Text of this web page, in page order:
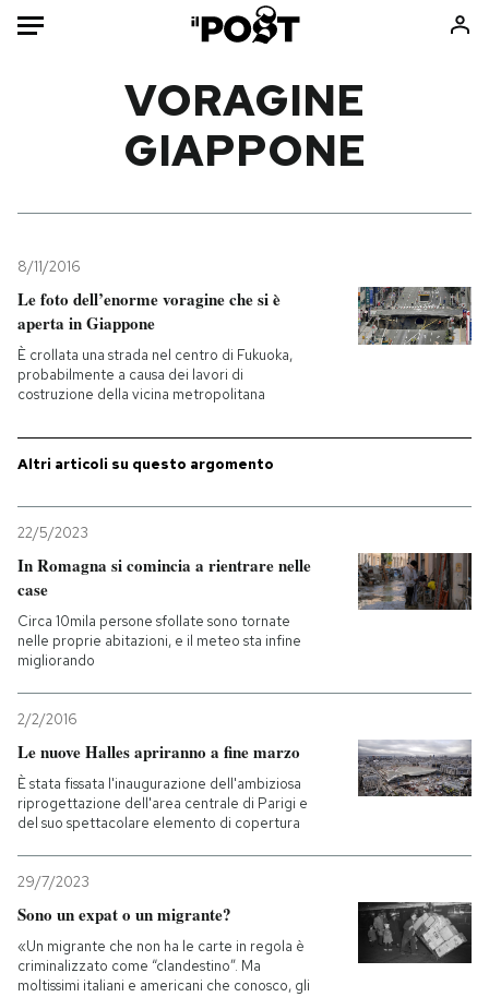
Mondo
Tecnologia
Internet
Cultura
Economia
Sport
Libri
Ok Boomer!
Mondiali calcio 2026
PODCAST
SHOP
CALENDARIO
AREA PERSONALE
Entra
VORAGINE
GIAPPONE
8/11/2016
Le foto dell’enorme voragine che si è
aperta in Giappone
È crollata una strada nel centro di Fukuoka,
probabilmente a causa dei lavori di
costruzione della vicina metropolitana
Altri articoli su questo argomento
22/5/2023
In Romagna si comincia a rientrare nelle
case
Circa 10mila persone sfollate sono tornate
nelle proprie abitazioni, e il meteo sta infine
migliorando
2/2/2016
Le nuove Halles apriranno a fine marzo
È stata fissata l'inaugurazione dell'ambiziosa
riprogettazione dell'area centrale di Parigi e
del suo spettacolare elemento di copertura
29/7/2023
Sono un expat o un migrante?
«Un migrante che non ha le carte in regola è
criminalizzato come “clandestino”. Ma
moltissimi italiani e americani che conosco, gli